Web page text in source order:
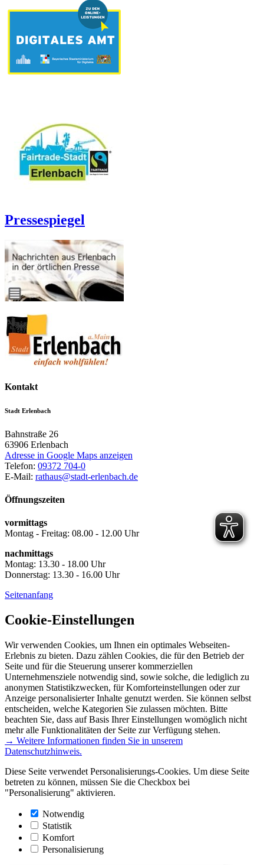
Pressespiegel
Kontakt
Stadt Erlenbach
Bahnstraße 26
63906 Erlenbach
Adresse in Google Maps anzeigen
Telefon: 09372 704-0
E-Mail: rathaus@stadt-erlenbach.de
Öffnungszeiten
vormittags
Montag - Freitag: 08.00 - 12.00 Uhr
nachmittags
Montag: 13.30 - 18.00 Uhr
Donnerstag: 13.30 - 16.00 Uhr
Seitenanfang
Cookie-Einstellungen
Wir verwenden Cookies, um Ihnen ein optimales Webseiten-
Erlebnis zu bieten. Dazu zählen Cookies, die für den Betrieb der
Seite und für die Steuerung unserer kommerziellen
Unternehmensziele notwendig sind, sowie solche, die lediglich zu
anonymen Statistikzwecken, für Komforteinstellungen oder zur
Anzeige personalisierter Inhalte genutzt werden. Sie können selbst
entscheiden, welche Kategorien Sie zulassen möchten. Bitte
beachten Sie, dass auf Basis Ihrer Einstellungen womöglich nicht
mehr alle Funktionalitäten der Seite zur Verfügung stehen.
→ Weitere Informationen finden Sie in unserem
Datenschutzhinweis.
Diese Seite verwendet Personalisierungs-Cookies. Um diese Seite
betreten zu können, müssen Sie die Checkbox bei
"Personalisierung" aktivieren.
Notwendig
Statistik
Komfort
Personalisierung